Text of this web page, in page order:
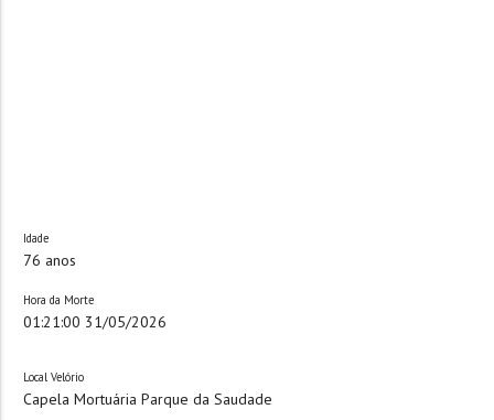
Idade
76 anos
Hora da Morte
01:21:00 31/05/2026
Local Velório
Capela Mortuária Parque da Saudade